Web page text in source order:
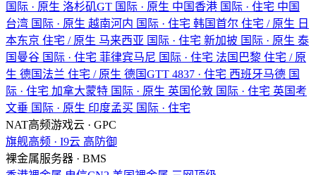
国际 · 原生 洛杉矶GT 国际 · 原生 中国香港 国际 · 住宅 中国
台湾 国际 · 原生 越南河内 国际 · 住宅 韩国首尔 住宅 / 原生 日
本东京 住宅 / 原生 马来西亚 国际 · 住宅 新加披 国际 · 原生 泰
国曼谷 国际 · 住宅 菲律宾马尼 国际 · 住宅 法国巴黎 住宅 / 原
生 德国法兰 住宅 / 原生 德国GTT 4837 · 住宅 西班牙马德 国
际 · 住宅 加拿大蒙特 国际 · 原生 英国伦敦 国际 · 住宅 英国考
文垂 国际 · 原生 印度孟买 国际 · 住宅
NAT高频游戏云 · GPC
旗舰高频 · I9云 高防御
裸金属服务器 · BMS